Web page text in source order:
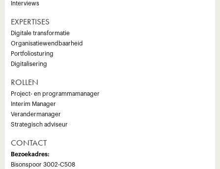
Interviews
EXPERTISES
Digitale transformatie
Organisatiewendbaarheid
Portfoliosturing
Digitalisering
ROLLEN
Project- en programmamanager
Interim Manager
Verandermanager
Strategisch adviseur
CONTACT
Bezoekadres:
Bisonspoor 3002-C508